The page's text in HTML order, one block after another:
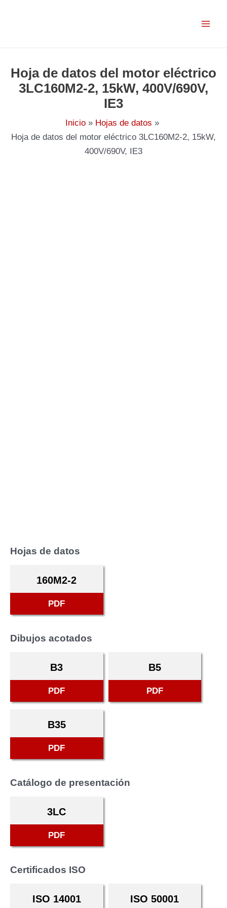
Hoja de datos del motor eléctrico
3LC160M2-2, 15kW, 400V/690V,
IE3
Inicio
Hojas de datos
Hoja de datos del motor eléctrico 3LC160M2-2, 15kW,
400V/690V, IE3
Hojas de datos
160M2-2
PDF
Dibujos acotados
B3
PDF
B5
PDF
B35
PDF
Catálogo de presentación
3LC
PDF
Certificados ISO
ISO 14001 ISO 50001